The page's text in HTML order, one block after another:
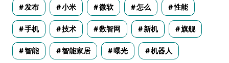
发布 小米 微软 怎么 性能
手机 技术 数智网 新机 旗舰
智能 智能家居 曝光 机器人